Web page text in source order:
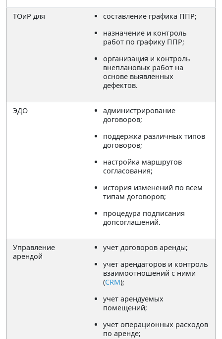
ТОиР для
составление графика ППР;
назначение и контроль
работ по графику ППР;
организация и контроль
внеплановых работ на
основе выявленных
дефектов.
ЭДО
администрирование
договоров;
поддержка различных типов
договоров;
настройка маршрутов
согласования;
история изменений по всем
типам договоров;
процедура подписания
допсоглашений.
Управление
арендой
учет договоров аренды;
учет арендаторов и контроль
взаимоотношений с ними
(CRM);
учет арендуемых
помещений;
учет операционных расходов
по аренде;